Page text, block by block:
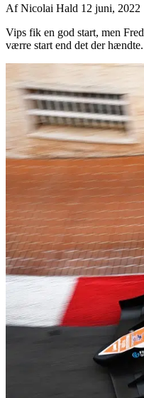
AfNicolai Hald 12 juni, 2022
Vips fik en god start, men
værre start end det der